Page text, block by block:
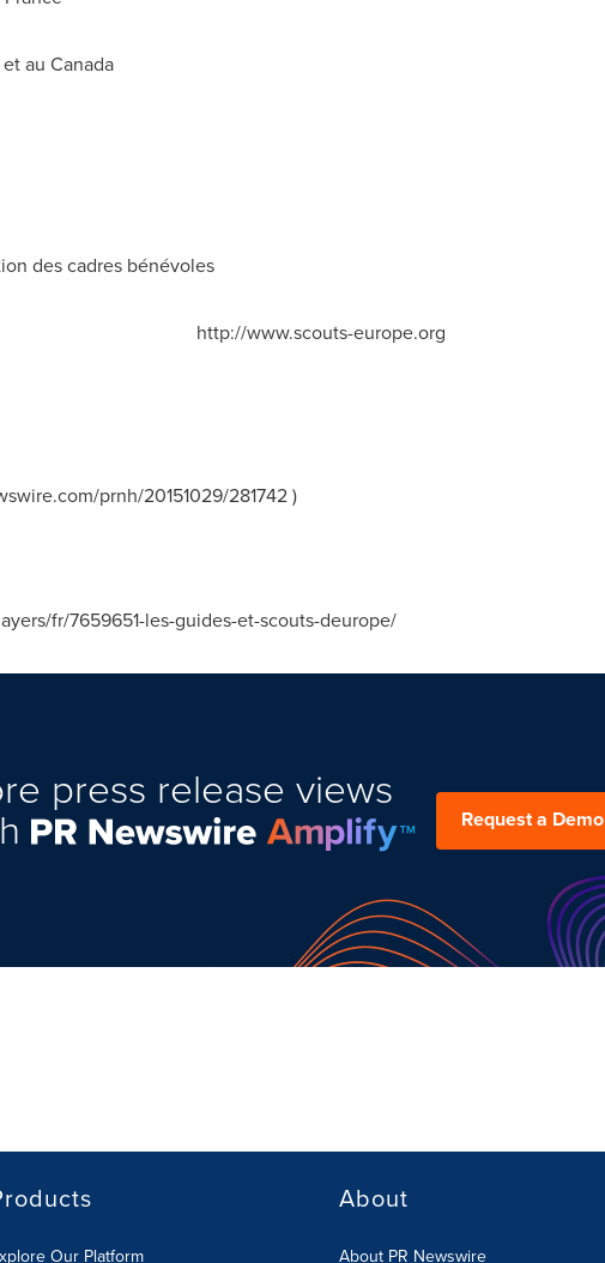
au Canada
des cadres bénévoles
http://www.scouts-europe.org
prnh/20151029/281742 )
fr/7659651-les-guides-et-scouts-deurope/
press release views
Request a Demo
Our Platform
About
About PR Newswire